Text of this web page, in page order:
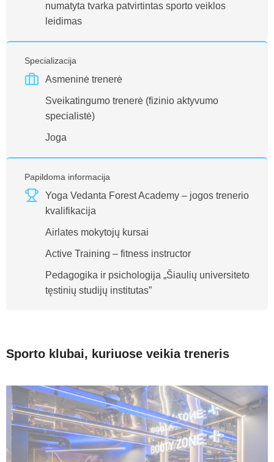
numatyta tvarka patvirtintas sporto veiklos
leidimas
Specializacija
Asmeninė trenerė
Sveikatingumo trenerė (fizinio aktyvumo
specialistė)
Joga
Papildoma informacija
Yoga Vedanta Forest Academy – jogos trenerio
kvalifikacija
Airlates mokytojų kursai
Active Training – fitness instructor
Pedagogika ir psichologija „Šiaulių universiteto
tęstinių studijų institutas”
Sporto klubai, kuriuose veikia treneris